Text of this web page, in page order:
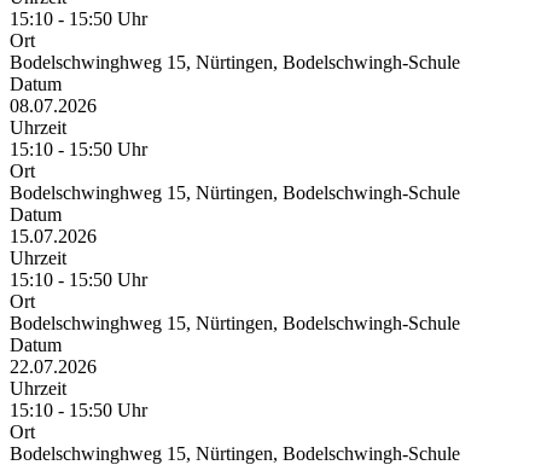
15:10 - 15:50 Uhr
Ort
Bodelschwinghweg 15, Nürtingen, Bodelschwingh-Schule
Datum
08.07.2026
Uhrzeit
15:10 - 15:50 Uhr
Ort
Bodelschwinghweg 15, Nürtingen, Bodelschwingh-Schule
Datum
15.07.2026
Uhrzeit
15:10 - 15:50 Uhr
Ort
Bodelschwinghweg 15, Nürtingen, Bodelschwingh-Schule
Datum
22.07.2026
Uhrzeit
15:10 - 15:50 Uhr
Ort
Bodelschwinghweg 15, Nürtingen, Bodelschwingh-Schule